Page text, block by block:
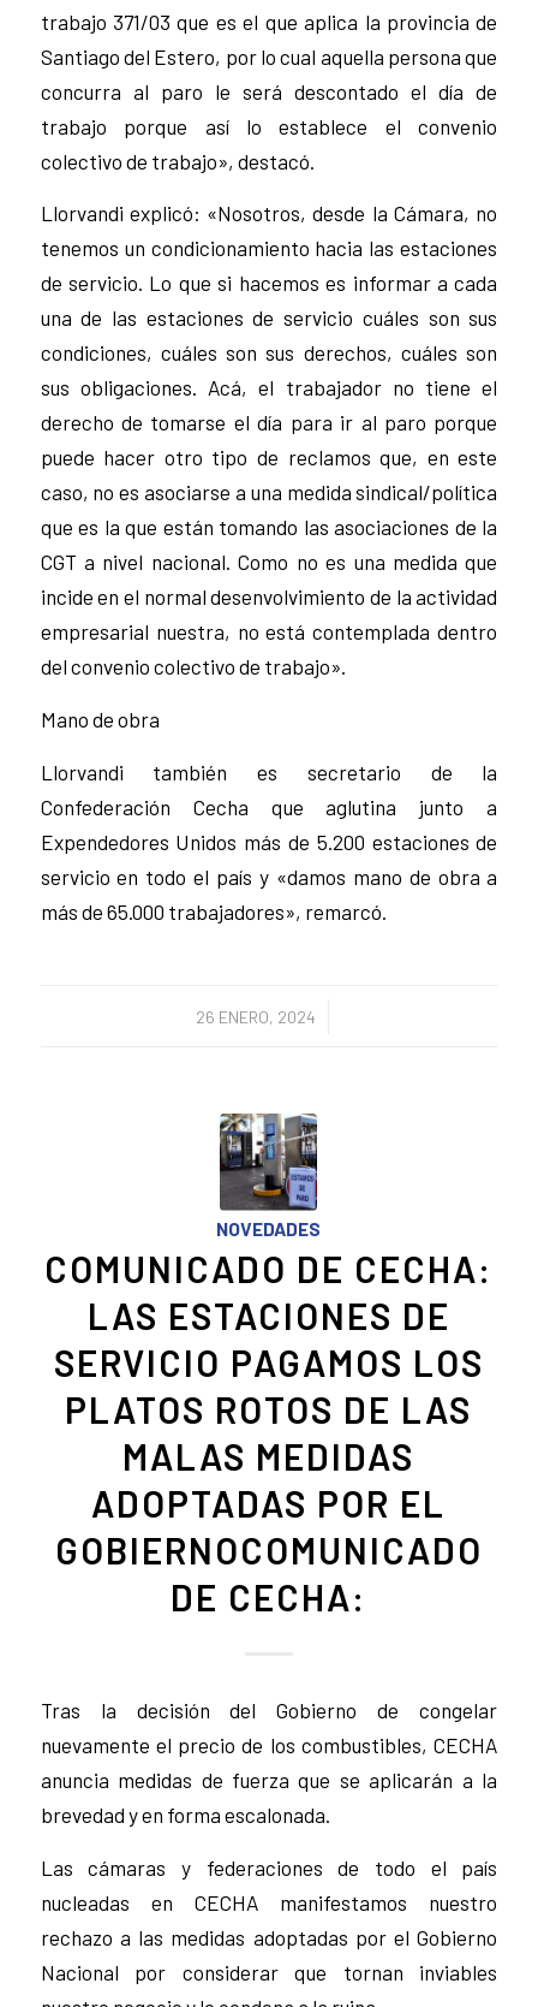
trabajo 371/03 que es el que aplica la provincia de
Santiago del Estero, por lo cual aquella persona que
concurra al paro le será descontado el día de
trabajo porque así lo establece el convenio
colectivo de trabajo», destacó.
Llorvandi explicó: «Nosotros, desde la Cámara, no
tenemos un condicionamiento hacia las estaciones
de servicio. Lo que si hacemos es informar a cada
una de las estaciones de servicio cuáles son sus
condiciones, cuáles son sus derechos, cuáles son
sus obligaciones. Acá, el trabajador no tiene el
derecho de tomarse el día para ir al paro porque
puede hacer otro tipo de reclamos que, en este
caso, no es asociarse a una medida sindical/política
que es la que están tomando las asociaciones de la
CGT a nivel nacional. Como no es una medida que
incide en el normal desenvolvimiento de la actividad
empresarial nuestra, no está contemplada dentro
del convenio colectivo de trabajo».
Mano de obra
Llorvandi también es secretario de la
Confederación Cecha que aglutina junto a
Expendedores Unidos más de 5.200 estaciones de
servicio en todo el país y «damos mano de obra a
más de 65.000 trabajadores», remarcó.
26 ENERO, 2024
/
NOVEDADES
COMUNICADO DE CECHA:
LAS ESTACIONES DE
SERVICIO PAGAMOS LOS
PLATOS ROTOS DE LAS
MALAS MEDIDAS
ADOPTADAS POR EL
GOBIERNOCOMUNICADO
DE CECHA:
Tras la decisión del Gobierno de congelar
nuevamente el precio de los combustibles, CECHA
anuncia medidas de fuerza que se aplicarán a la
brevedad y en forma escalonada.
Las cámaras y federaciones de todo el país
nucleadas en CECHA manifestamos nuestro
rechazo a las medidas adoptadas por el Gobierno
Nacional por considerar que tornan inviables